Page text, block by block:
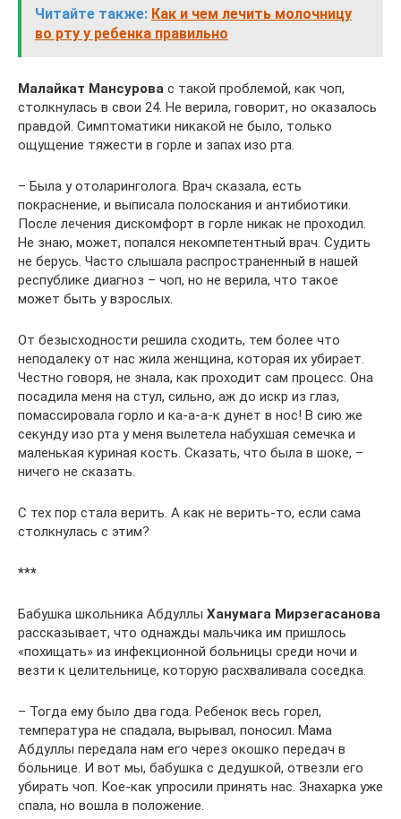
Читайте также: Как и чем лечить молочницу
во рту у ребенка правильно
Малайкат Мансурова с такой проблемой, как чоп,
столкнулась в свои 24. Не верила, говорит, но оказалось
правдой. Симптоматики никакой не было, только
ощущение тяжести в горле и запах изо рта.
– Была у отоларинголога. Врач сказала, есть
покраснение, и выписала полоскания и антибиотики.
После лечения дискомфорт в горле никак не проходил.
Не знаю, может, попался некомпетентный врач. Судить
не берусь. Часто слышала распространенный в нашей
республике диагноз – чоп, но не верила, что такое
может быть у взрослых.
От безысходности решила сходить, тем более что
неподалеку от нас жила женщина, которая их убирает.
Честно говоря, не знала, как проходит сам процесс. Она
посадила меня на стул, сильно, аж до искр из глаз,
помассировала горло и ка-а-а-к дунет в нос! В сию же
секунду изо рта у меня вылетела набухшая семечка и
маленькая куриная кость. Сказать, что была в шоке, –
ничего не сказать.
С тех пор стала верить. А как не верить-то, если сама
столкнулась с этим?
***
Бабушка школьника Абдуллы Ханумага Мирзегасанова
рассказывает, что однажды мальчика им пришлось
«похищать» из инфекционной больницы среди ночи и
везти к целительнице, которую расхваливала соседка.
– Тогда ему было два года. Ребенок весь горел,
температура не спадала, вырывал, поносил. Мама
Абдуллы передала нам его через окошко передач в
больнице. И вот мы, бабушка с дедушкой, отвезли его
убирать чоп. Кое-как упросили принять нас. Знахарка уже
спала, но вошла в положение.